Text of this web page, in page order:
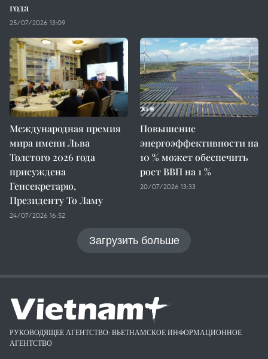
года
25/07/2026 13:09
Международная премия
мира имени Льва
Толстого 2026 года
присуждена
Генсекретарю,
Президенту То Ламу
24/07/2026 16:52
Повышение
энергоэффективности на
10 % может обеспечить
рост ВВП на 1 %
20/07/2026 13:33
Загрузить больше
РУКОВОДЯЩЕЕ АГЕНТСТВО: ВЬЕТНАМСКОЕ ИНФОРМАЦИОННОЕ
АГЕНТСТВО